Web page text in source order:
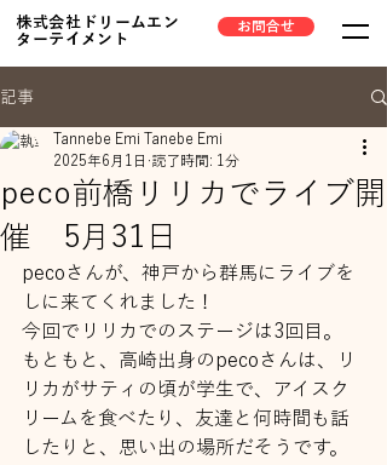
株式会社ドリームエン
ターテイメント
お問合せ
記事
peco前橋リリカでライブ開
催 5月31日
Tannebe Emi Tanebe Emi
2025年6月1日 読了時間: 1分
pecoさんが、神戸から群馬にライブを
しに来てくれました！
今回でリリカでのステージは3回目。
もともと、高崎出身のpecoさんは、リ
リカがサティの頃が学生で、アイスク
リームを食べたり、友達と何時間も話
したりと、思い出の場所だそうです。